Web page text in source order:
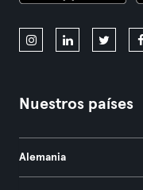
Nuestros países
Alemania